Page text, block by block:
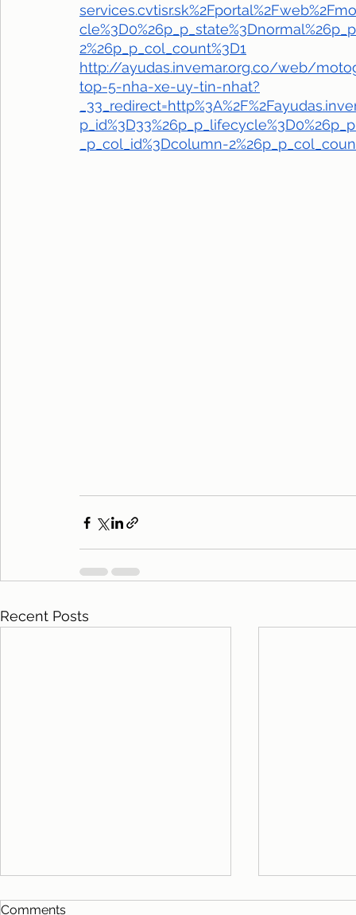
2%26p_p_col_count%3D1
http://ayudas.invemar.org.co/web/
top-5-nha-xe-uy-tin-nhat?
_p_col_id%3Dcolumn-
Recent Posts
Comments